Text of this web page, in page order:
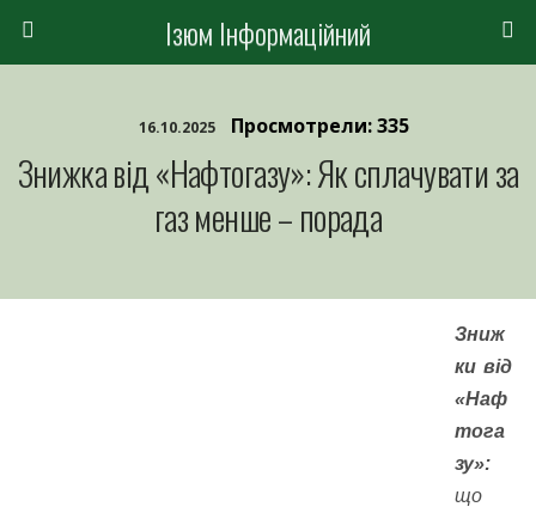
Ізюм Інформаційний
16.10.2025 Просмотрели: 335
Знижка від «Нафтогазу»: Як сплачувати за
газ менше – порада
Зниж
ки від
«Наф
тога
зу»:
що